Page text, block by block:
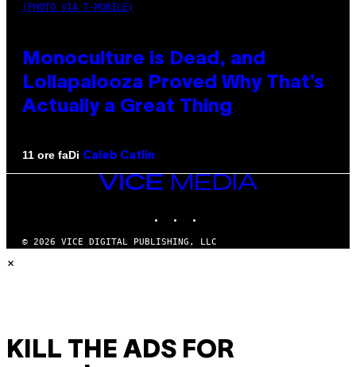
(PHOTO VIA T-MOBILE)
Monoculture is Dead, and
Lollapalooza Proved Why That’s
Actually a Great Thing
11 ore faDi Caleb Catlin
VICE
MEDIA
© 2026 VICE DIGITAL PUBLISHING, LLC
×
KILL THE ADS FOR